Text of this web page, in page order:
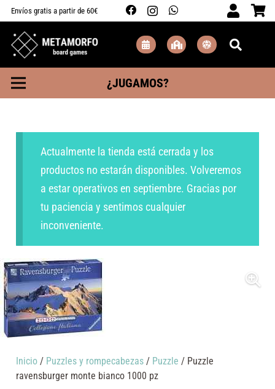
Envíos gratis a partir de 60€
¿JUGAMOS?
Actualmente la tienda está cerrada y los
productos no estarán disponibles. Volveremos
a estar operativos en septiembre. Gracias por
tu paciencia y sentimos cualquier
inconveniente.
Inicio / Puzzles y rompecabezas / Puzzle / Puzzle
ravensburger monte bianco 1000 pz